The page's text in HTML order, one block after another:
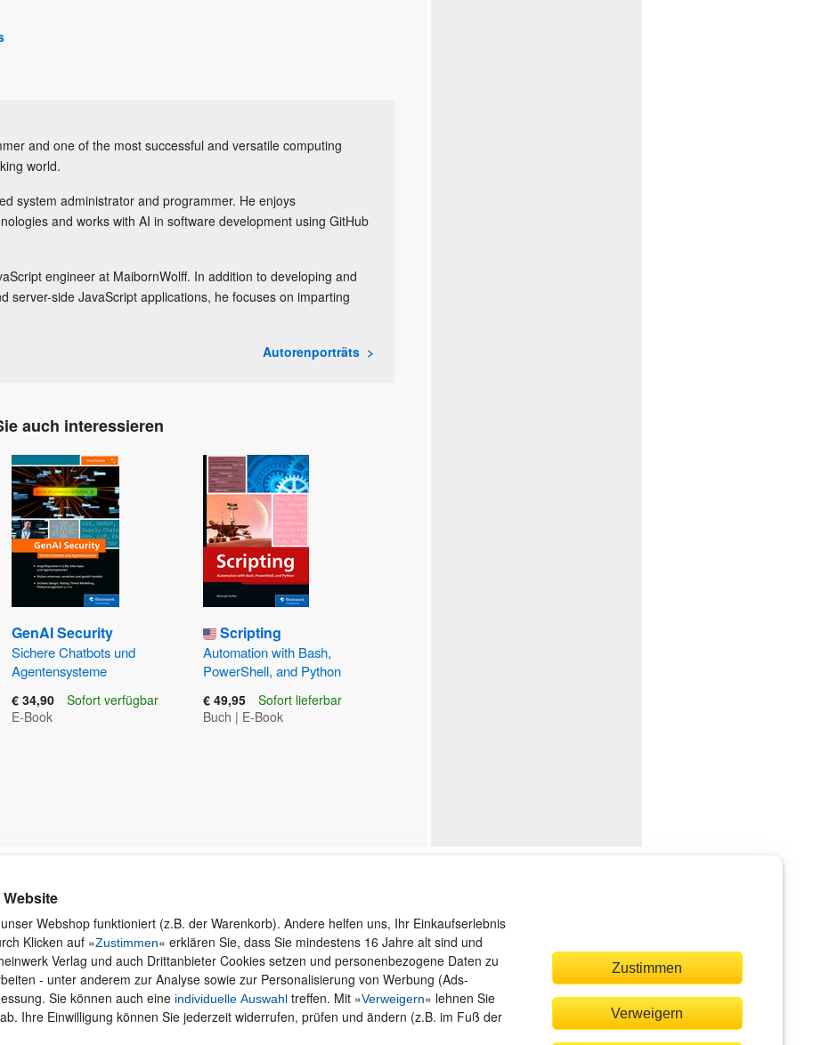
Webshop funktioniert (z.B. der Warenkorb). Andere helfen uns, Ihr Einkaufserlebnis
Klicken auf »Zustimmen« erklären Sie, dass Sie mindestens 16 Jahre alt sind und
Verlag und auch Drittanbieter Cookies setzen und personenbezogene Daten zu
- unter anderem zur Analyse sowie zur Personalisierung von Werbung (Ads-
Sie können auch eine individuelle Auswahltreffen. Mit »Verweigern« lehnen Sie
Ihre Einwilligung können Sie jederzeit widerrufen, prüfen und ändern (z.B. im Fuß der
Zustimmen
Verweigern
and one of the most successful and versatile computing
world.
system administrator and programmer. He enjoys
and works with AI in software development using GitHub
engineer at MaibornWolff. In addition to developing and
server-side JavaScript applications, he focuses on imparting
Autorenporträts
auch interessieren
GenAI Security
Sichere Chatbots und
Agentensysteme
€ 34,90
Sofort verfügbar
E-Book
Scripting
Automation with Bash,
PowerShell, and Python
€ 49,95
Sofort lieferbar
Buch | E-Book
Kontakt
Newsletter
Für Unternehmen
Presseservice
Dozentenservice
Produktfeedback
Foreign Rights
Versand und Zahlung
Widerruf und Rückgabe
Merchandise
AGB
Datenschutz
Wir sind gerne für Sie da!
service@rheinwerk-verlag.de